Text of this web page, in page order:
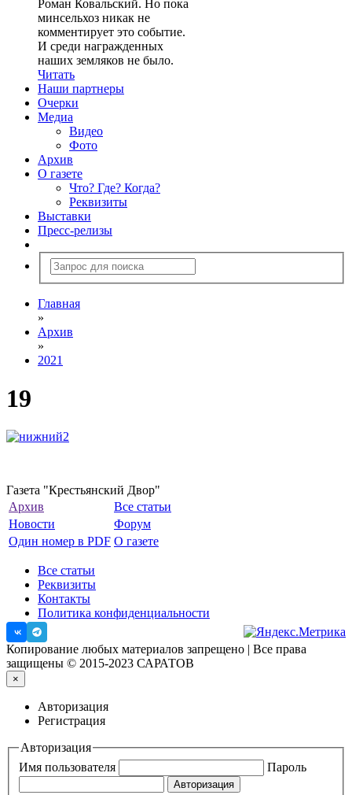
Роман Ковальский. Но пока
минсельхоз никак не
комментирует это событие.
И среди награжденных
наших земляков не было.
Читать
Наши партнеры
Очерки
Медиа
Видео
Фото
Архив
О газете
Что? Где? Когда?
Реквизиты
Выставки
Пресс-релизы
Главная
»
Архив
»
2021
19
Газета "Крестьянский Двор"
Архив
Все статьи
Новости
Форум
Один номер в PDF О газете
Все статьи
Реквизиты
Контакты
Политика конфиденциальности
Копирование любых материалов запрещено | Все права
защищены © 2015-2023 САРАТОВ
×
Авторизация
Регистрация
Авторизация
Имя пользователя
Пароль